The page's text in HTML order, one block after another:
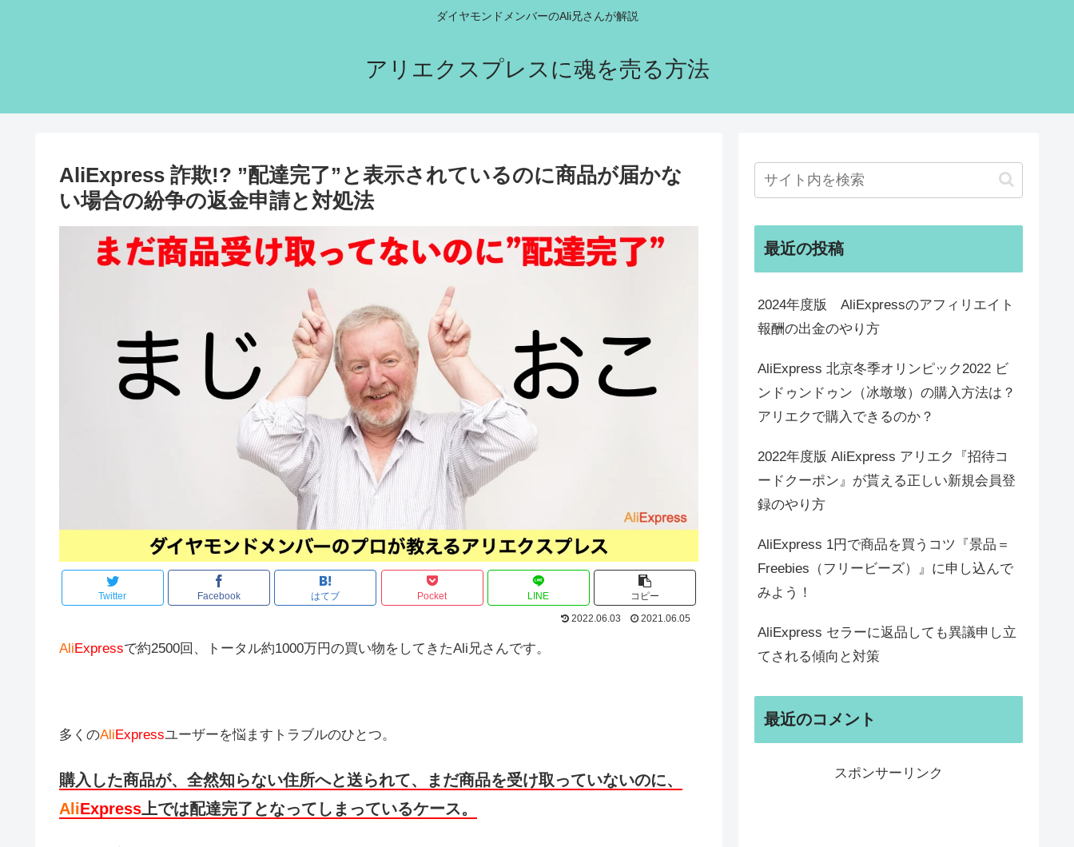
ダイヤモンドメンバーのAli兄さんが解説
アリエクスプレスに魂を売る方法
AliExpress 詐欺!? ”配達完了”と表示されているのに商品が届かな
い場合の紛争の返金申請と対処法
Twitter Facebook はてブ Pocket LINE
コピー
2022.06.03
2021.06.05
AliExpressで約2500回、トータル約1000万円の買い物をしてきたAli兄さんです。
多くのAliExpressユーザーを悩ますトラブルのひとつ。
購入した商品が、全然知らない住所へと送られて、まだ商品を受け取っていないのに、
AliExpress上では配達完了となってしまっているケース。
最近の投稿
2024年度版 AliExpressのアフィリエイト
報酬の出金のやり方
AliExpress 北京冬季オリンピック2022 ビ
ンドゥンドゥン（冰墩墩）の購入方法は？
アリエクで購入できるのか？
2022年度版 AliExpress アリエク『招待コ
ードクーポン』が貰える正しい新規会員登
録のやり方
AliExpress 1円で商品を買うコツ『景品＝
Freebies（フリービーズ）』に申し込んで
みよう！
AliExpress セラーに返品しても異議申し立
てされる傾向と対策
最近のコメント
スポンサーリンク